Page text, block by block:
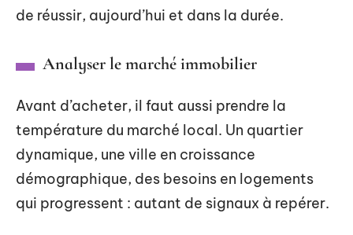
de réussir, aujourd’hui et dans la durée.
Analyser le marché immobilier
Avant d’acheter, il faut aussi prendre la
température du marché local. Un quartier
dynamique, une ville en croissance
démographique, des besoins en logements
qui progressent : autant de signaux à repérer.